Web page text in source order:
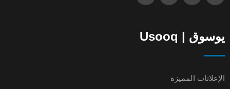
يوسوق | Usooq
الإعلانات المميزة